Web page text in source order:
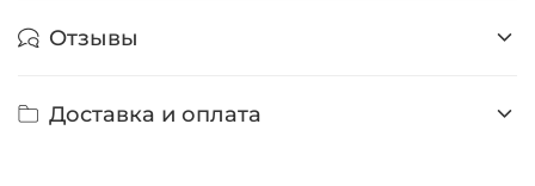
Отзывы
Доставка и оплата